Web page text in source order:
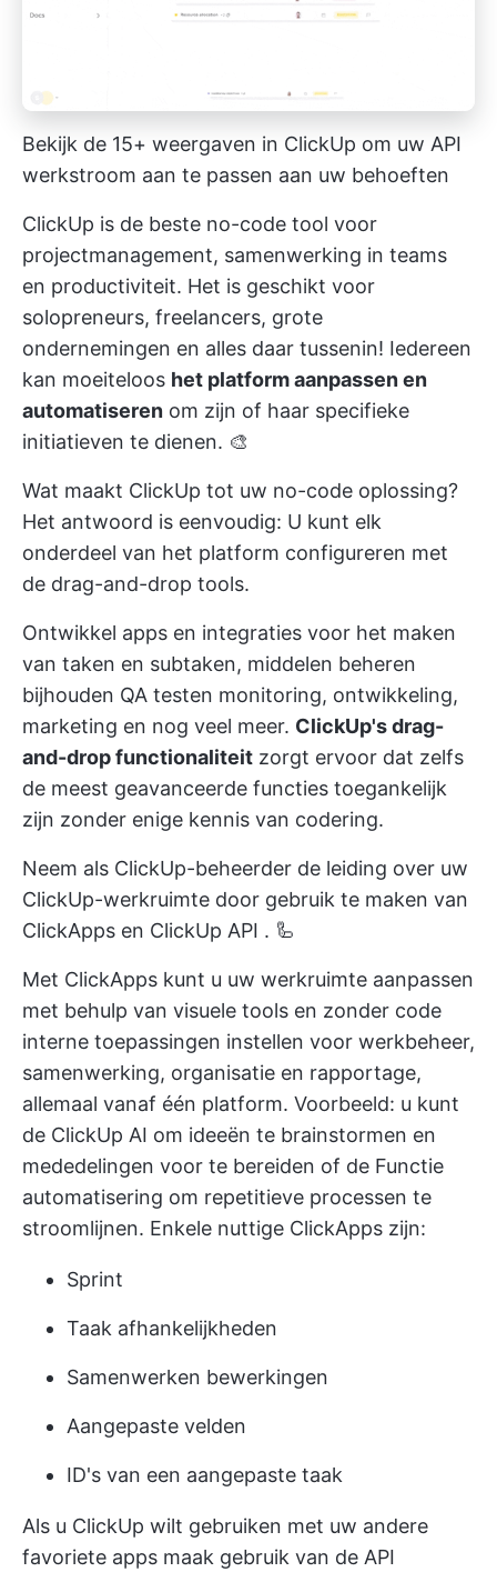
Bekijk de 15+ weergaven in ClickUp om uw API
werkstroom aan te passen aan uw behoeften
ClickUp is de beste no-code tool voor
projectmanagement, samenwerking in teams
en productiviteit. Het is geschikt voor
solopreneurs, freelancers, grote
ondernemingen en alles daar tussenin! Iedereen
kan moeiteloos het platform aanpassen en
automatiseren om zijn of haar specifieke
initiatieven te dienen. 🎨
Wat maakt ClickUp tot uw no-code oplossing?
Het antwoord is eenvoudig: U kunt elk
onderdeel van het platform configureren met
de drag-and-drop tools.
Ontwikkel apps en integraties voor het maken
van taken en subtaken, middelen beheren
bijhouden QA testen monitoring, ontwikkeling,
marketing en nog veel meer. ClickUp's drag-
and-drop functionaliteit zorgt ervoor dat zelfs
de meest geavanceerde functies toegankelijk
zijn zonder enige kennis van codering.
Neem als ClickUp-beheerder de leiding over uw
ClickUp-werkruimte door gebruik te maken van
ClickApps en ClickUp API . 🦾
Met ClickApps kunt u uw werkruimte aanpassen
met behulp van visuele tools en zonder code
interne toepassingen instellen voor werkbeheer,
samenwerking, organisatie en rapportage,
allemaal vanaf één platform. Voorbeeld: u kunt
de ClickUp AI om ideeën te brainstormen en
mededelingen voor te bereiden of de Functie
automatisering om repetitieve processen te
stroomlijnen. Enkele nuttige ClickApps zijn:
Sprint
Taak afhankelijkheden
Samenwerken bewerkingen
Aangepaste velden
ID's van een aangepaste taak
Als u ClickUp wilt gebruiken met uw andere
favoriete apps maak gebruik van de API